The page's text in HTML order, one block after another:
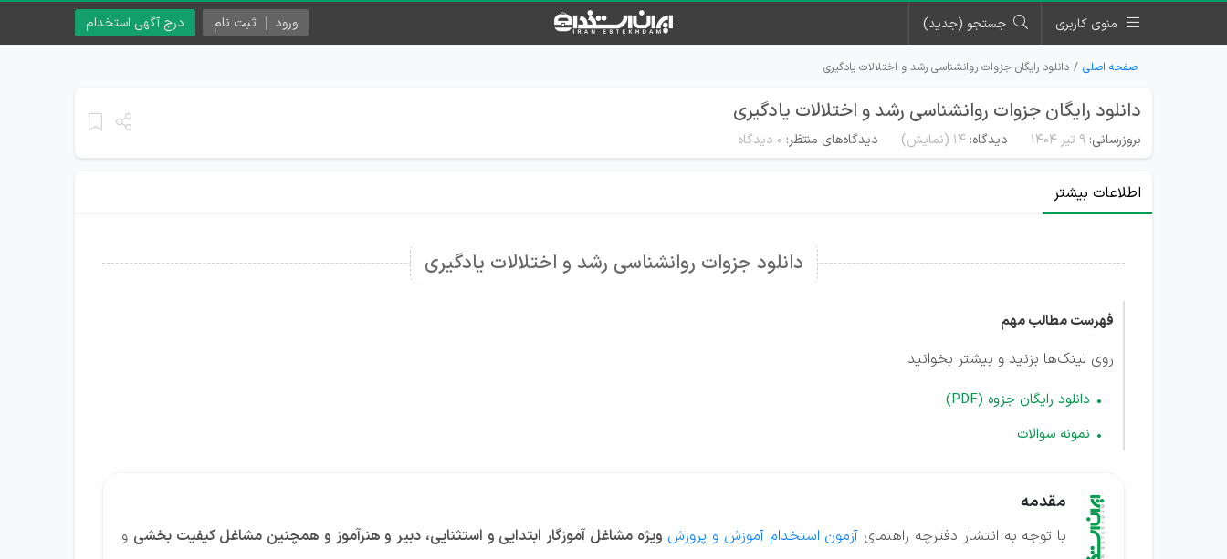
منوی کاربری جستجو (جدید) درج آگهی استخدام ورود ثبت نام
صفحه اصلی دانلود رایگان جزوات روانشناسی رشد و اختلالات یادگیری
دانلود رایگان جزوات روانشناسی رشد و اختلالات یادگیری
بروزرسانی: ۹ تیر ۱۴۰۴ دیدگاه: 14 (نمایش) دیدگاه‌های منتظر: ۰ دیدگاه
اطلاعات بیشتر
دانلود جزوات روانشناسی رشد و اختلالات یادگیری
فهرست مطالب مهم
روی لینک‌ها بزنید و بیشتر بخوانید
دانلود رایگان جزوه (PDF)
نمونه سوالات
مقدمه
با توجه به انتشار دفترچه راهنمای آزمون استخدام آموزش و پرورش ویژه مشاغل آموزگار ابتدایی و استثنایی، دبیر و هنرآموز و همچنین مشاغل کیفیت بخشی و